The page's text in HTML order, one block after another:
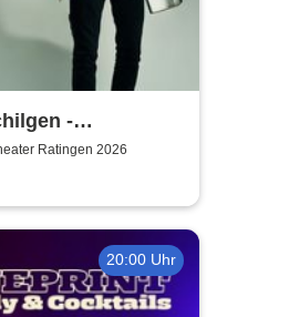
-
Ratingen 2026
20:00 Uhr